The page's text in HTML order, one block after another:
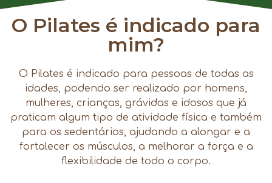
O Pilates é indicado para
mim?
O Pilates é indicado para pessoas de todas as
idades, podendo ser realizado por homens,
mulheres, crianças, grávidas e idosos que já
praticam algum tipo de atividade física e também
para os sedentários, ajudando a alongar e a
fortalecer os músculos, a melhorar a força e a
flexibilidade de todo o corpo.